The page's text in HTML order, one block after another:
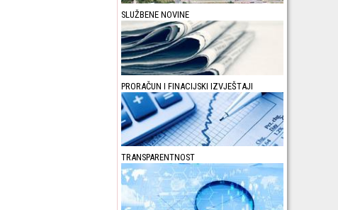
SLUŽBENE NOVINE
PRORAČUN I FINACIJSKI IZVJEŠTAJI
TRANSPARENTNOST